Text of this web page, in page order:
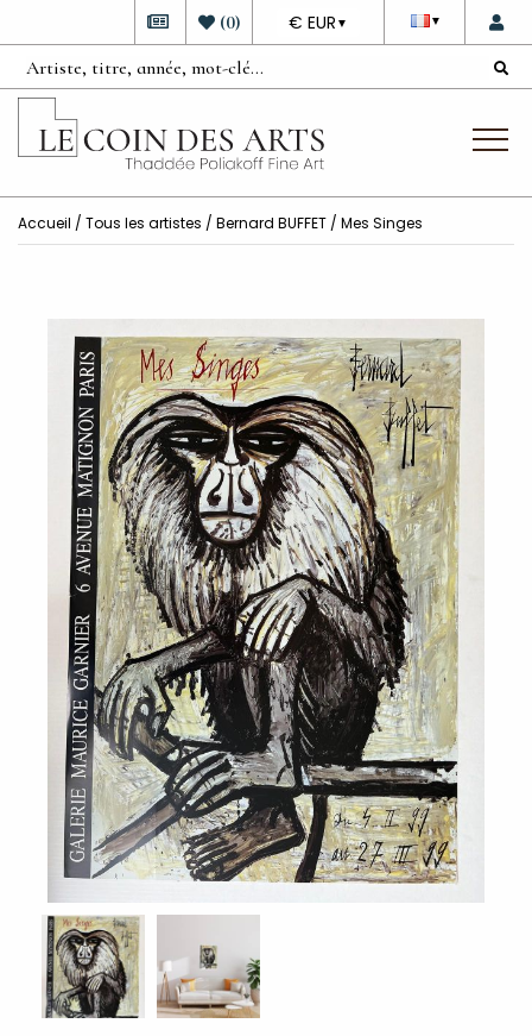
▼
DEVISE
€ EUR ▼
(0)
Accueil / Tous les artistes / Bernard BUFFET / Mes Singes